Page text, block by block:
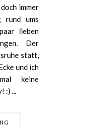
immer
rund ums
lieben
Der
statt,
und ich
keine
:) ...